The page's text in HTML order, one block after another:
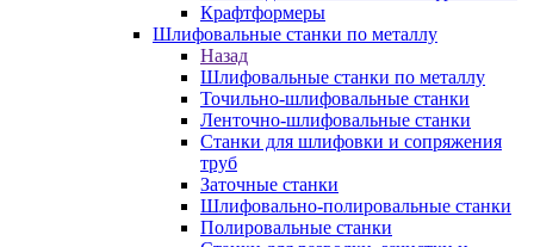
Крафтформеры
Шлифовальные станки по металлу
Назад
Шлифовальные станки по металлу
Точильно-шлифовальные станки
Ленточно-шлифовальные станки
Станки для шлифовки и сопряжения
труб
Заточные станки
Шлифовально-полировальные станки
Полировальные станки